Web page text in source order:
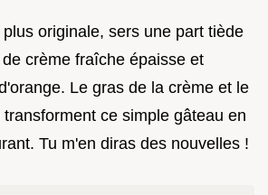
originale, sers une part tiède
crème fraîche épaisse et
Le gras de la crème et le
ce simple gâteau en
Tu m'en diras des nouvelles !